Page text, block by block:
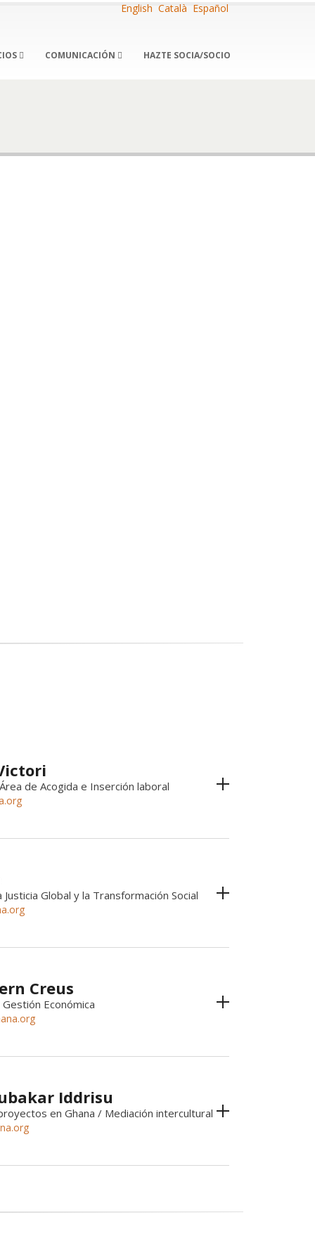
English Català Español
COMUNICACIÓN HAZTE SOCIA/SOCIO
de Acogida e Inserción laboral
Justicia Global y la Transformación Social
Creus
Económica
Iddrisu
en Ghana / Mediación intercultural